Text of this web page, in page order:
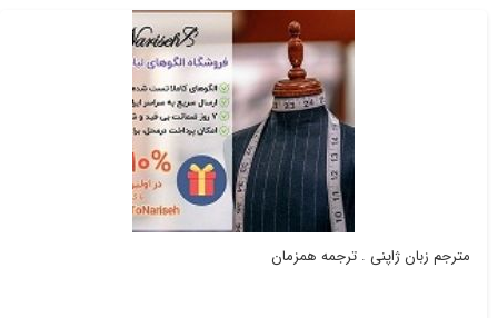
مترجم زبان ژاپنی . ترجمه همزمان